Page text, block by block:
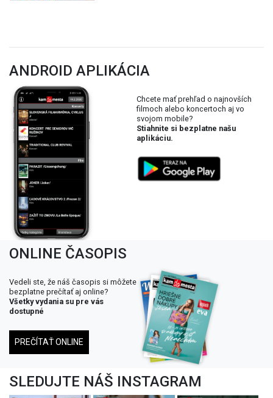
ANDROID APLIKÁCIA
Chcete mať prehľad o najnovších
filmoch alebo koncertoch aj vo
svojom mobile?
Stiahnite si bezplatne našu
aplikáciu.
ONLINE ČASOPIS
Vedeli ste, že náš časopis si môžete
bezplatne prečítať aj online?
Všetky vydania su pre vás
dostupné
PREČÍTAŤ ONLINE
SLEDUJTE NÁŠ INSTAGRAM